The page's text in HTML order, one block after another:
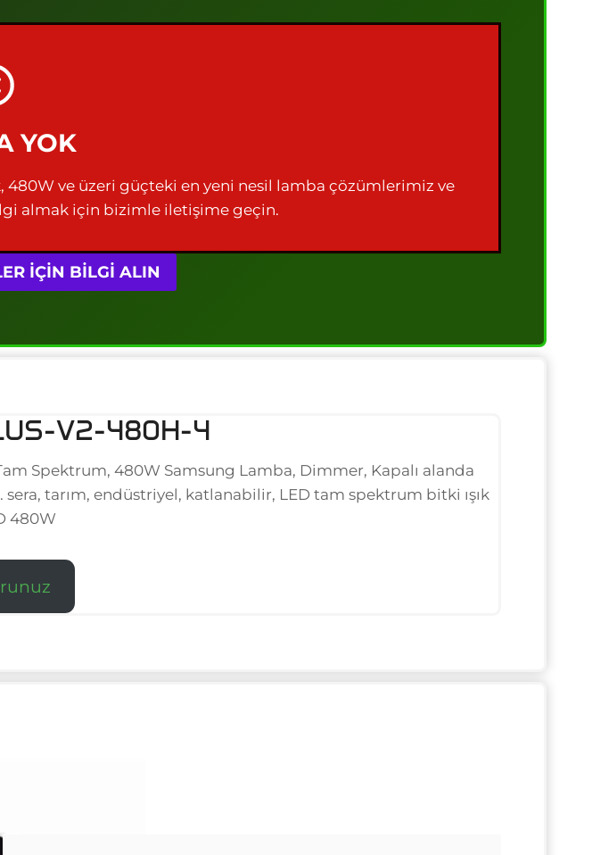
YOK
ve üzeri güçteki en yeni nesil lamba çözümlerimiz ve
almak için bizimle iletişime geçin.
İÇİN BİLGİ ALIN
V2-480H-4
Spektrum, 480W Samsung Lamba, Dimmer, Kapalı alanda
tarım, endüstriyel, katlanabilir, LED tam spektrum bitki ışık
480W